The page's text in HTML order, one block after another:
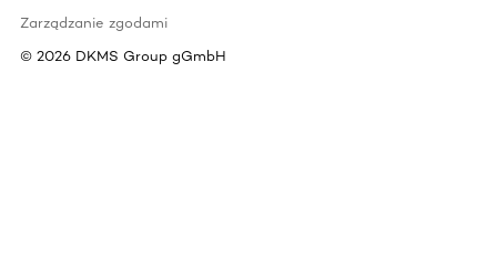
Zarządzanie zgodami
© 2026 DKMS Group gGmbH